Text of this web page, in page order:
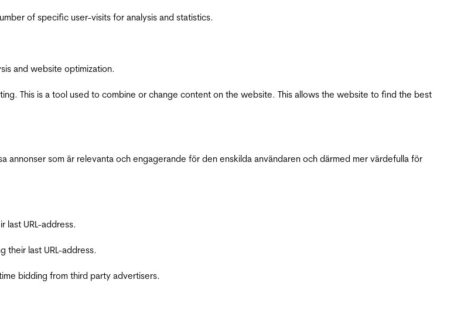
of specific user-visits for analysis and statistics.
and website optimization.
This is a tool used to combine or change content on the website. This allows the website to find the best
som är relevanta och engagerande för den enskilda användaren och därmed mer värdefulla för
last URL-address.
their last URL-address.
bidding from third party advertisers.